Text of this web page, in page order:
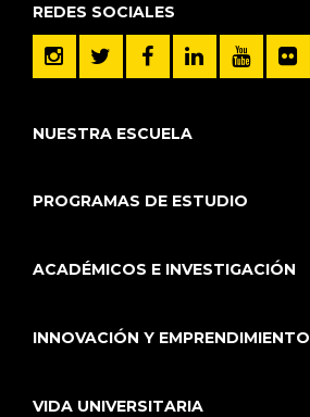
REDES SOCIALES
NUESTRA ESCUELA
PROGRAMAS DE ESTUDIO
ACADÉMICOS E INVESTIGACIÓN
INNOVACIÓN Y EMPRENDIMIENTO
VIDA UNIVERSITARIA